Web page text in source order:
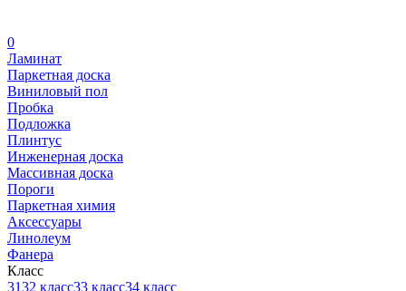
0
Ламинат
Паркетная доска
Виниловый пол
Пробка
Подложка
Плинтус
Инженерная доска
Массивная доска
Пороги
Паркетная химия
Аксессуары
Линолеум
Фанера
Класс
3132 класс33 класс34 класс